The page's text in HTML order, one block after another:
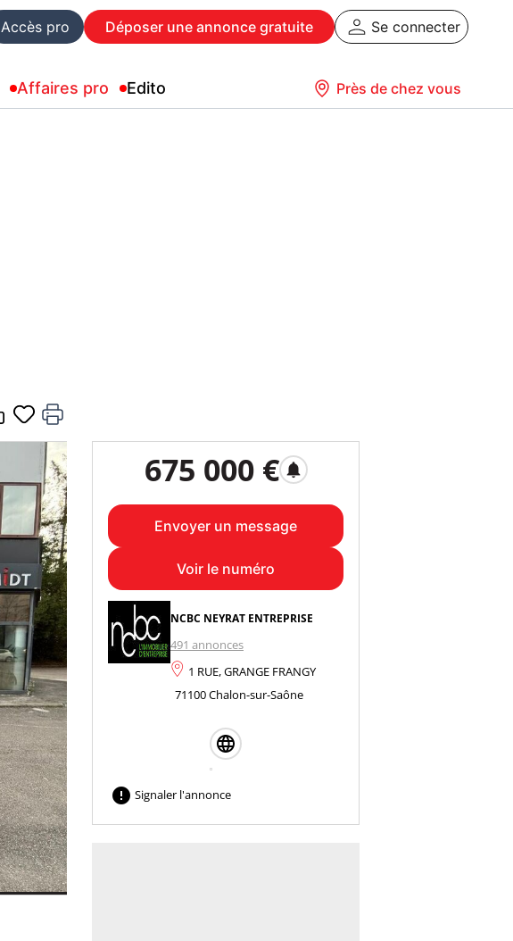
Accès pro Déposer une annonce gratuite Se connecter
Affaires pro Edito Près de chez vous
675 000 € notifications
Envoyer un message
Voir le numéro
NCBC NEYRAT ENTREPRISE
491 annonces
1 RUE, GRANGE FRANGY
71100 Chalon-sur-Saône
 Signaler l'annonce